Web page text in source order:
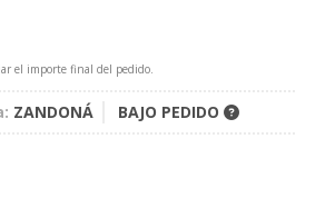
el importe final del pedido.
ZANDONÁ BAJO PEDIDO